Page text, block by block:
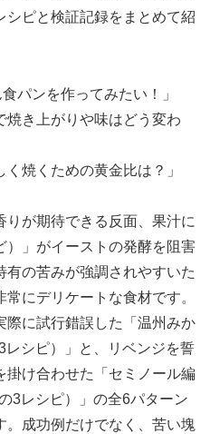
シピと検証記録をまとめて紹
パンを作ってみたい！」
焼き上がりや味はどう変わ
く焼くための黄金比は？」
が期待できる反面、果汁に
）」がイーストの発酵を阻害
有の苦みが強調されやすいた
にデリケートな食材です。
際に試行錯誤した「温州みか
レシピ）」と、リベンジを誓
掛け合わせた「セミノール編
3レシピ）」の全6パターン
成功例だけでなく、苦い塊